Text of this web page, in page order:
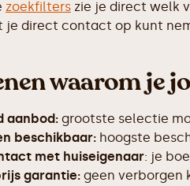
zoekfilters zie je direct welk
je direct contact op kunt
waarom je
aanbod: grootste selectie
beschikbaar: hoogste
met huiseigenaar: je
garantie: geen verborgen